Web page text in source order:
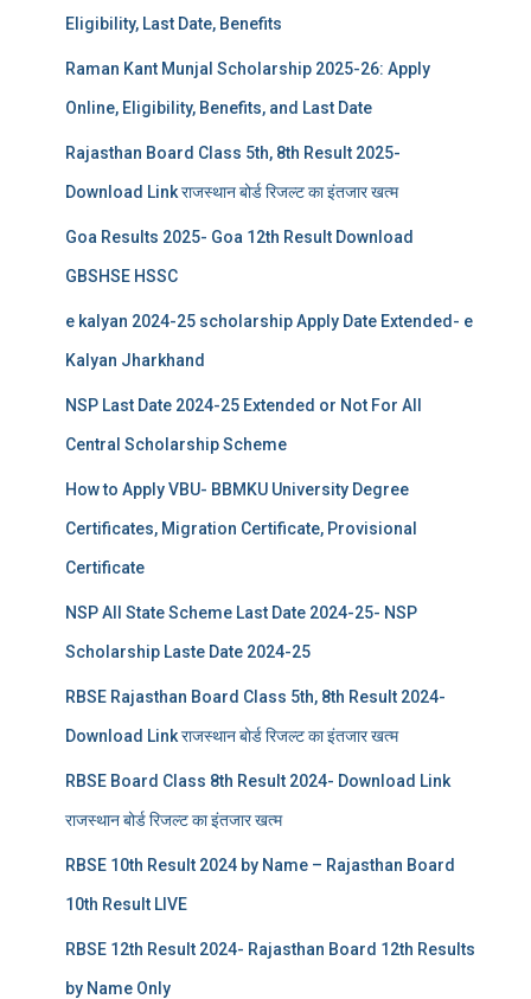
Eligibility, Last Date, Benefits
Raman Kant Munjal Scholarship 2025-26: Apply
Online, Eligibility, Benefits, and Last Date
Rajasthan Board Class 5th, 8th Result 2025-
Download Link राजस्थान बोर्ड रिजल्‍ट का इंतजार खत्‍म
Goa Results 2025- Goa 12th Result Download
GBSHSE HSSC
e kalyan 2024-25 scholarship Apply Date Extended- e
Kalyan Jharkhand
NSP Last Date 2024-25 Extended or Not For All
Central Scholarship Scheme
How to Apply VBU- BBMKU University Degree
Certificates, Migration Certificate, Provisional
Certificate
NSP All State Scheme Last Date 2024-25- NSP
Scholarship Laste Date 2024-25
RBSE Rajasthan Board Class 5th, 8th Result 2024-
Download Link राजस्थान बोर्ड रिजल्‍ट का इंतजार खत्‍म
RBSE Board Class 8th Result 2024- Download Link
राजस्थान बोर्ड रिजल्‍ट का इंतजार खत्‍म
RBSE 10th Result 2024 by Name – Rajasthan Board
10th Result LIVE
RBSE 12th Result 2024- Rajasthan Board 12th Results
by Name Only